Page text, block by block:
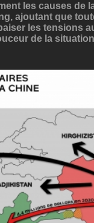
les causes de
ajoutant que
les tensions
de la